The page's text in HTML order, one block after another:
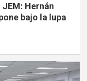
Hernán
bajo la lupa